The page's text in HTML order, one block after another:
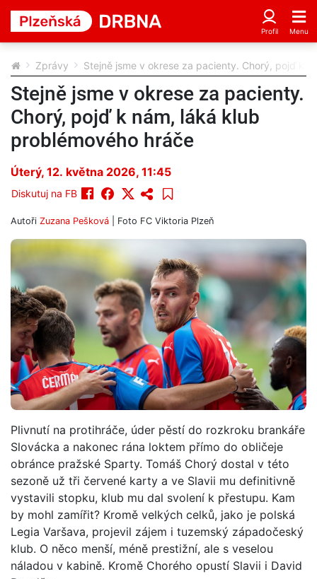
Zprávy Stejně jsme v okrese za pacienty. Chorý, pojď k
Stejně jsme v okrese za pacienty.
Chorý, pojď k nám, láká klub
problémového hráče
Úterý, 12. května 2026, 11:45
Diskutuj na FB
Autoři Zuzana Pešková | Foto FC Viktoria Plzeň
Plivnutí na protihráče, úder pěstí do rozkroku brankáře
Slovácka a nakonec rána loktem přímo do obličeje
obránce pražské Sparty. Tomáš Chorý dostal v této
sezoně už tři červené karty a ve Slavii mu definitivně
vystavili stopku, klub mu dal svolení k přestupu. Kam
by mohl zamířit? Kromě velkých celků, jako je polská
Legia Varšava, projevil zájem i tuzemský západočeský
klub. O něco menší, méně prestižní, ale s veselou
náladou v kabině. Kromě Chorého opustí Slavii i David